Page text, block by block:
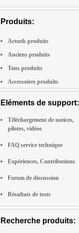
Produits:
Actuels produits
Anciens produits
Tous produits
Accessoires produits
Eléments de support:
Téléchargement de notices,
pilotes, vidéos
FAQ service technique
Expériences, Contributions
Forum de discussion
Résultats de tests
Recherche produits: